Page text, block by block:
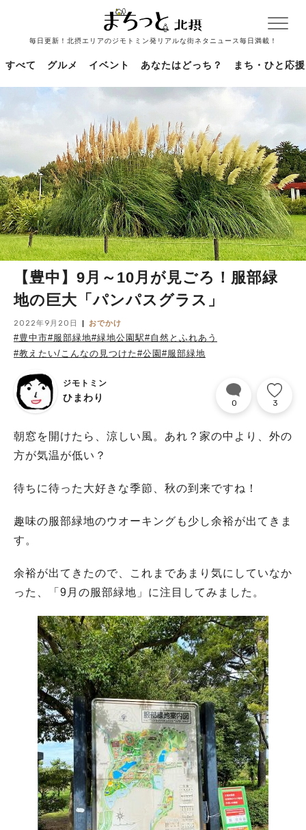
毎日更新！北摂エリアのジモトミン発リアルな街ネタニュース毎日満載！
すべて グルメ イベント あなたはどっち？ まち・ひと応援
【豊中】9月～10月が見ごろ！服部緑
地の巨大「パンパスグラス」
2022年9月20日 おでかけ
#豊中市#服部緑地#緑地公園駅#自然とふれあう
#教えたい/こんなの見つけた#公園#服部緑地
ジモトミン
ひまわり 0 3
朝窓を開けたら、涼しい風。あれ？家の中より、外の
方が気温が低い？
待ちに待った大好きな季節、秋の到来ですね！
趣味の服部緑地のウオーキングも少し余裕が出てきま
す。
余裕が出てきたので、これまであまり気にしていなか
った、「9月の服部緑地」に注目してみました。